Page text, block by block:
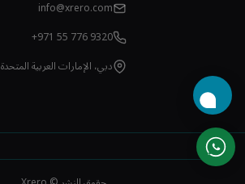
info@xrero.com
+971 55 776 9320
دبي، الإمارات العربية المتحدة